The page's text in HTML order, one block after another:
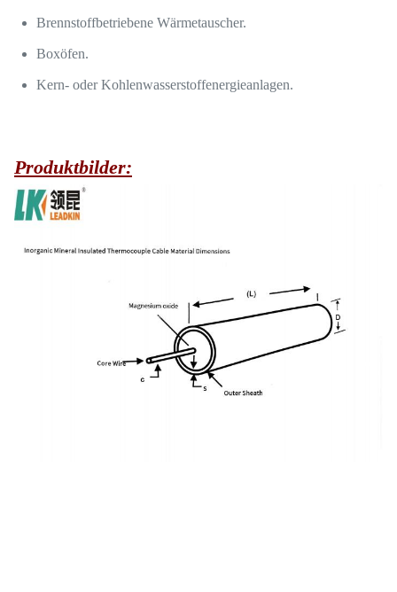
Brennstoffbetriebene Wärmetauscher.
Boxöfen.
Kern- oder Kohlenwasserstoffenergieanlagen.
Produktbilder: